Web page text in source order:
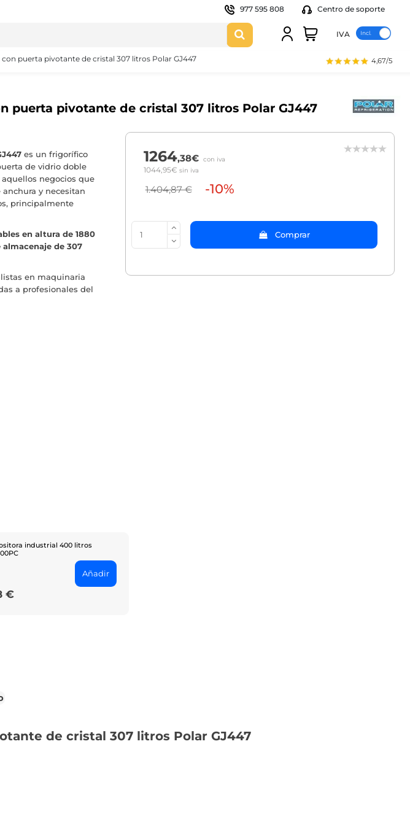
977 595 808 Centro de soporte
IVA
4,67/5
con puerta pivotante de cristal 307 litros Polar GJ447
puerta pivotante de cristal 307 litros Polar GJ447
es un frigorífico
de vidrio doble
negocios que
y necesitan
principalmente
en altura de 1880
de 307
en maquinaria
a profesionales del
1264,38€ con iva
1044,95€ sin iva
1.404,87 € -10%
Comprar
industrial 400 litros
€
Añadir
de cristal 307 litros Polar GJ447